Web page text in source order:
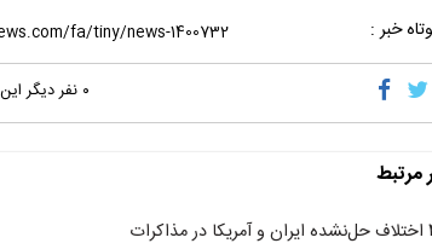
خبر :
۰ نفر دیگر
مرتبط
مذاکرات